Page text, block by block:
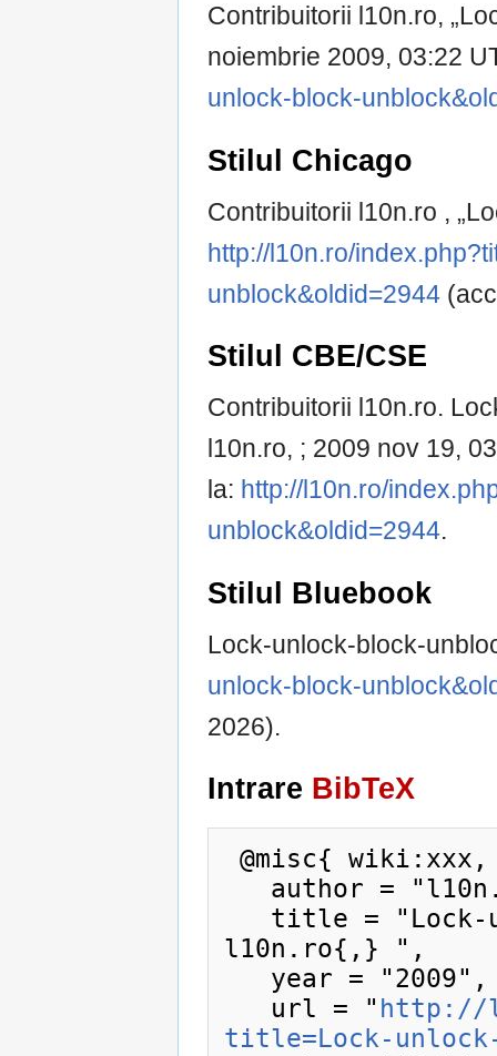
Contribuitorii l10n.ro,
noiembrie 2009, 03:22
unlock-block-
Stilul Chicago
Contribuitorii l10n.ro ,
http://l10n.ro/
unblock&oldid=2944
Stilul CBE/CSE
Contribuitorii l10n.ro.
l10n.ro, ; 2009 nov 19,
la: http://l10n.ro/
unblock&oldid=2944.
Stilul Bluebook
Lock-unlock-block-
unlock-block-
2026).
Intrare BibTeX
l10n.ro{,} ",
   url = "
http://
title=Lock-